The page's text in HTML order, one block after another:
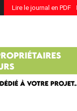
Lire le journal en PDF